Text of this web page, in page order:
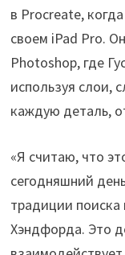
в Procreate,
своем iPad Pro.
Photoshop, где
используя слои,
каждую деталь,
«Я считаю, что
сегодняшний
традиции
Хэндфорда. Это